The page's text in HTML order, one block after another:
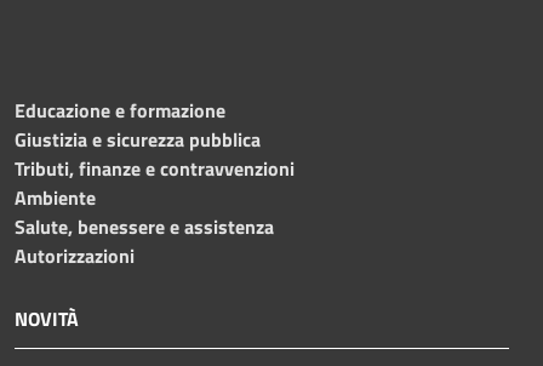
Educazione e formazione
Giustizia e sicurezza pubblica
Tributi, finanze e contravvenzioni
Ambiente
Salute, benessere e assistenza
Autorizzazioni
NOVITÀ